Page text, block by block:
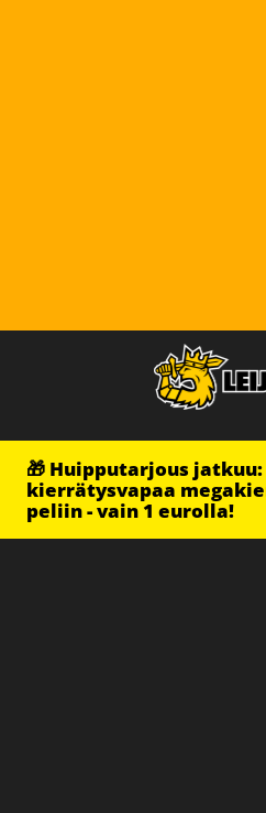
🎁 Huipputarjous jatkuu:
kierrätysvapaa
peliin - vain 1 eurolla!